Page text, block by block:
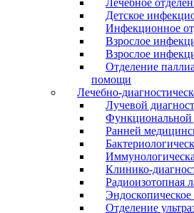
Детское
Инфекционное
Взрослое
Взрослое
Отделение
помощи
Лечебно-
Лучевой
Функциональной
Ранней
Клинико-
Радиоизотопная
Эндоскопическое
Отделение